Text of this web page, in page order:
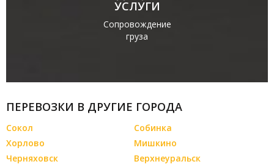
УСЛУГИ
Сопровождение
груза
ПЕРЕВОЗКИ В ДРУГИЕ ГОРОДА
Сокол
Собинка
Хорлово
Мишкино
Черняховск
Верхнеуральск